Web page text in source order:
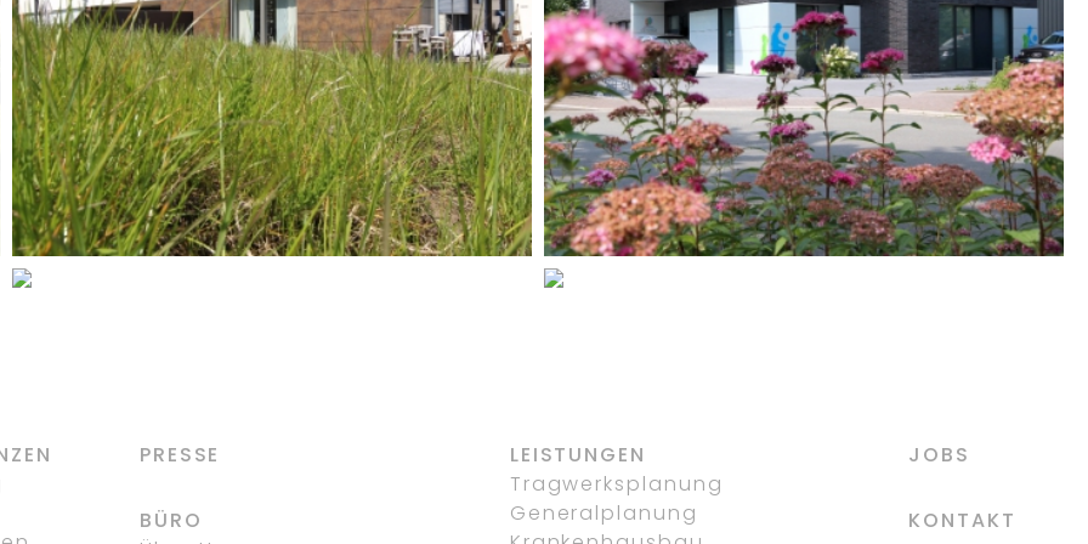
DORSTEN
BETRIEBSLEITERWOHNUNG
DORSTEN
SENIORENGERECHTE
MODERNISIERUNG EINES
EINFAMILIENHAUS MIT
PRESSE
BÜRO
LEISTUNGEN
Tragwerksplanung
Generalplanung
JOBS
KONTAKT